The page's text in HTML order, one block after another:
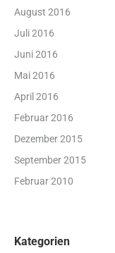
August 2016
Juli 2016
Juni 2016
Mai 2016
April 2016
Februar 2016
Dezember 2015
September 2015
Februar 2010
Kategorien